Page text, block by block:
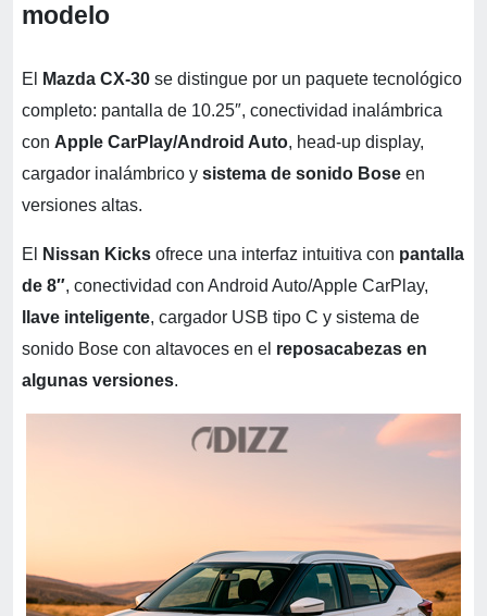
modelo
El Mazda CX-30 se distingue por un paquete tecnológico
completo: pantalla de 10.25″, conectividad inalámbrica
con Apple CarPlay/Android Auto, head-up display,
cargador inalámbrico y sistema de sonido Bose en
versiones altas.
El Nissan Kicks ofrece una interfaz intuitiva con pantalla
de 8″, conectividad con Android Auto/Apple CarPlay,
llave inteligente, cargador USB tipo C y sistema de
sonido Bose con altavoces en el reposacabezas en
algunas versiones.